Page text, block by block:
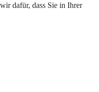
dafür, dass Sie in Ihrer